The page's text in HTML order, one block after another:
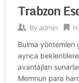
Trabzon
By admin
Bulma
ayrıca
avantajları
Memnun para